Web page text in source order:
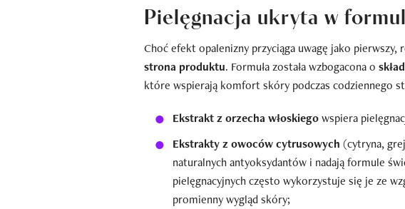
Pielęgnacja ukryta w
Choć efekt opalenizny przyciąga uwagę jako pierwszy,
strona produktu. Formuła została wzbogacona o
które wspierają komfort skóry podczas codziennego
Ekstrakt z orzecha włoskiegowspiera
Ekstrakty z owoców cytrusowych (cytryna,
naturalnych antyoksydantów i nadają formule
pielęgnacyjnych często wykorzystuje się je ze
promienny wygląd skóry;